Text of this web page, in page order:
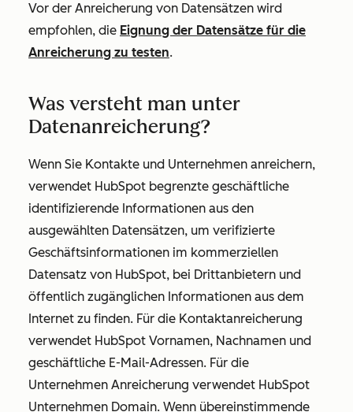
Vor der Anreicherung von Datensätzen wird
empfohlen, die Eignung der Datensätze für die
Anreicherung zu testen.
Was versteht man unter
Datenanreicherung?
Wenn Sie Kontakte und Unternehmen anreichern,
verwendet HubSpot begrenzte geschäftliche
identifizierende Informationen aus den
ausgewählten Datensätzen, um verifizierte
Geschäftsinformationen im kommerziellen
Datensatz von HubSpot, bei Drittanbietern und
öffentlich zugänglichen Informationen aus dem
Internet zu finden. Für die Kontaktanreicherung
verwendet HubSpot Vornamen, Nachnamen und
geschäftliche E-Mail-Adressen. Für die
Unternehmen Anreicherung verwendet HubSpot
Unternehmen Domain. Wenn übereinstimmende